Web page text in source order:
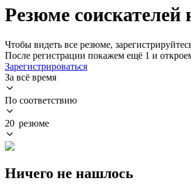
Резюме
Чтобы видеть все резюме,
После регистрации покажем ещё 1 и
Зарегистрироваться
За всё время
По соответствию
20 резюме
Ничего не нашлось